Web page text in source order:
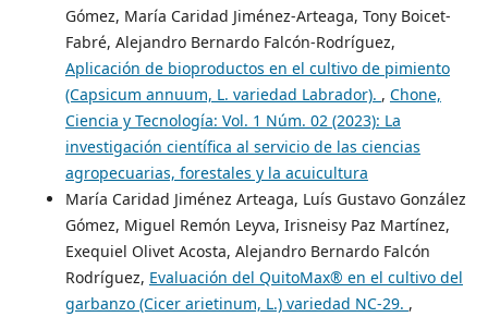
Gómez, María Caridad Jiménez-Arteaga, Tony Boicet-
Fabré, Alejandro Bernardo Falcón-Rodríguez,
Aplicación de bioproductos en el cultivo de pimiento
(Capsicum annuum, L. variedad Labrador). , Chone,
Ciencia y Tecnología: Vol. 1 Núm. 02 (2023): La
investigación científica al servicio de las ciencias
agropecuarias, forestales y la acuicultura
María Caridad Jiménez Arteaga, Luís Gustavo González
Gómez, Miguel Remón Leyva, Irisneisy Paz Martínez,
Exequiel Olivet Acosta, Alejandro Bernardo Falcón
Rodríguez, Evaluación del QuitoMax® en el cultivo del
garbanzo (Cicer arietinum, L.) variedad NC-29. ,